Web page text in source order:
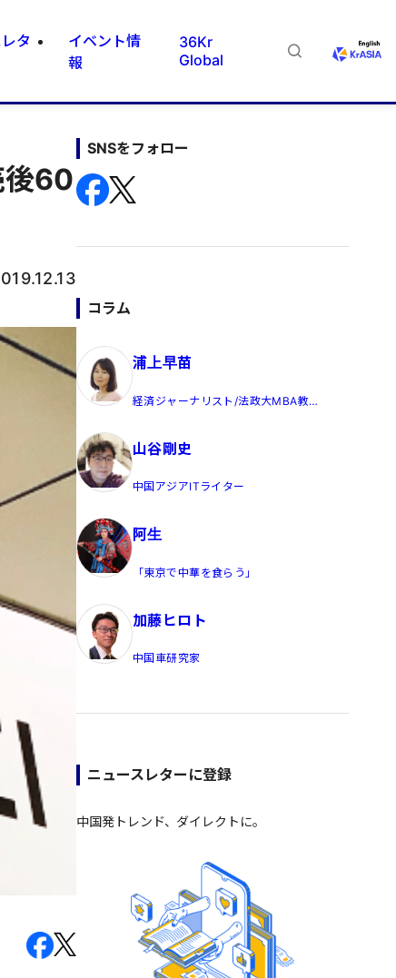
タ
イベント情
報
36Kr
Global
後60
SNSをフォロー
コラム
浦上早苗
経済ジャーナリスト/法政大MBA教
山谷剛史
中国アジアITライター
阿生
「東京で中華を食らう」
加藤ヒロト
中国車研究家
ニュースレターに登録
中国発トレンド、ダイレクトに。